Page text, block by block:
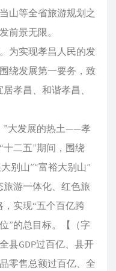
山等全省旅游规划之
前景无限。
实现孝昌人民的发
绕发展第一要务，致
孝昌、和谐孝昌、
大发展的热土——孝
二五”期间，围绕
别山”“富裕大别山”
游一体化、红色旅
实现“五个百亿跨
”的总目标。【（字
县GDP过百亿、县开
零售总额过百亿、全